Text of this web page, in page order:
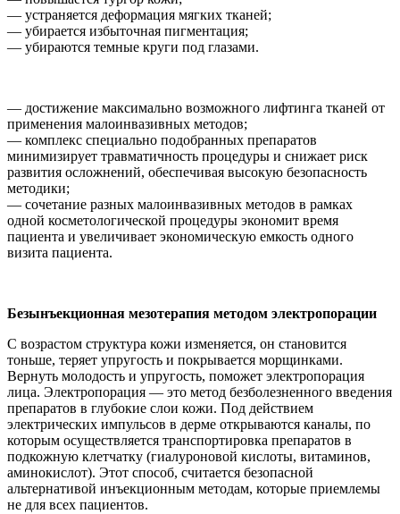
— устраняется деформация мягких тканей;
— убирается избыточная пигментация;
— убираются темные круги под глазами.
— достижение максимально возможного лифтинга тканей от
применения малоинвазивных методов;
— комплекс специально подобранных препаратов
минимизирует травматичность процедуры и снижает риск
развития осложнений, обеспечивая высокую безопасность
методики;
— сочетание разных малоинвазивных методов в рамках
одной косметологической процедуры экономит время
пациента и увеличивает экономическую емкость одного
визита пациента.
Безынъекционная мезотерапия методом электропорации
С возрастом структура кожи изменяется, он становится
тоньше, теряет упругость и покрывается морщинками.
Вернуть молодость и упругость, поможет электропорация
лица. Электропорация — это метод безболезненного введения
препаратов в глубокие слои кожи. Под действием
электрических импульсов в дерме открываются каналы, по
которым осуществляется транспортировка препаратов в
подкожную клетчатку (гиалуроновой кислоты, витаминов,
аминокислот). Этот способ, считается безопасной
альтернативой инъекционным методам, которые приемлемы
не для всех пациентов.